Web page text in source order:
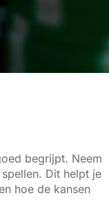
begrijpt. Neem
Dit helpt je
hoe de kansen